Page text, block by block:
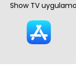
Show TV